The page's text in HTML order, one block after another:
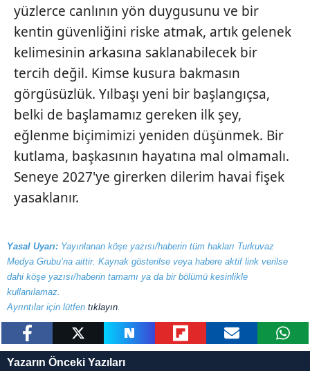
yüzlerce canlının yön duygusunu ve bir
kentin güvenliğini riske atmak, artık gelenek
kelimesinin arkasına saklanabilecek bir
tercih değil. Kimse kusura bakmasın
görgüsüzlük. Yılbaşı yeni bir başlangıçsa,
belki de başlamamız gereken ilk şey,
eğlenme biçimimizi yeniden düşünmek. Bir
kutlama, başkasının hayatına mal olmamalı.
Seneye 2027'ye girerken dilerim havai fişek
yasaklanır.
Yasal Uyarı: Yayınlanan köşe yazısı/haberin tüm hakları Turkuvaz
Medya Grubu’na aittir. Kaynak gösterilse veya habere aktif link verilse
dahi köşe yazısı/haberin tamamı ya da bir bölümü kesinlikle
kullanılamaz.
Ayrıntılar için lütfen tıklayın
Yazarın Önceki Yazıları